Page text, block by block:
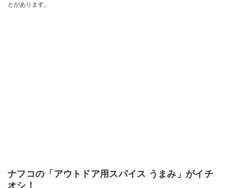
とがあります。
ナフコの「アウトドア用スパイス うまみ」がイチ
オシ！